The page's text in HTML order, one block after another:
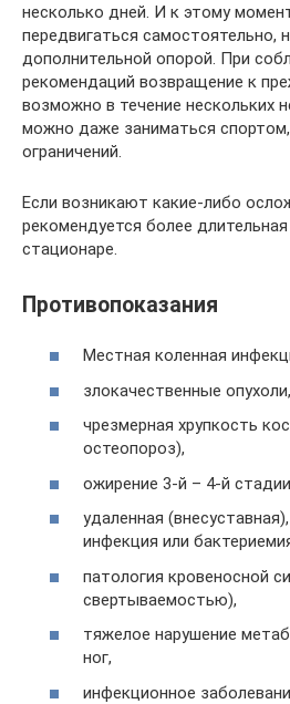
несколько дней. И к этому
передвигаться самостоятельно,
дополнительной опорой. При
рекомендаций возвращение к
возможно в течение нескольких
можно даже заниматься
ограничений.
Если возникают какие-либо
рекомендуется более
стационаре.
Противопоказания
Местная коленная
злокачественные опухоли,
чрезмерная хрупкость
остеопороз),
ожирение 3-й – 4-й
удаленная
инфекция или
патология кровеносной
свертываемостью),
тяжелое нарушение
ног,
инфекционное